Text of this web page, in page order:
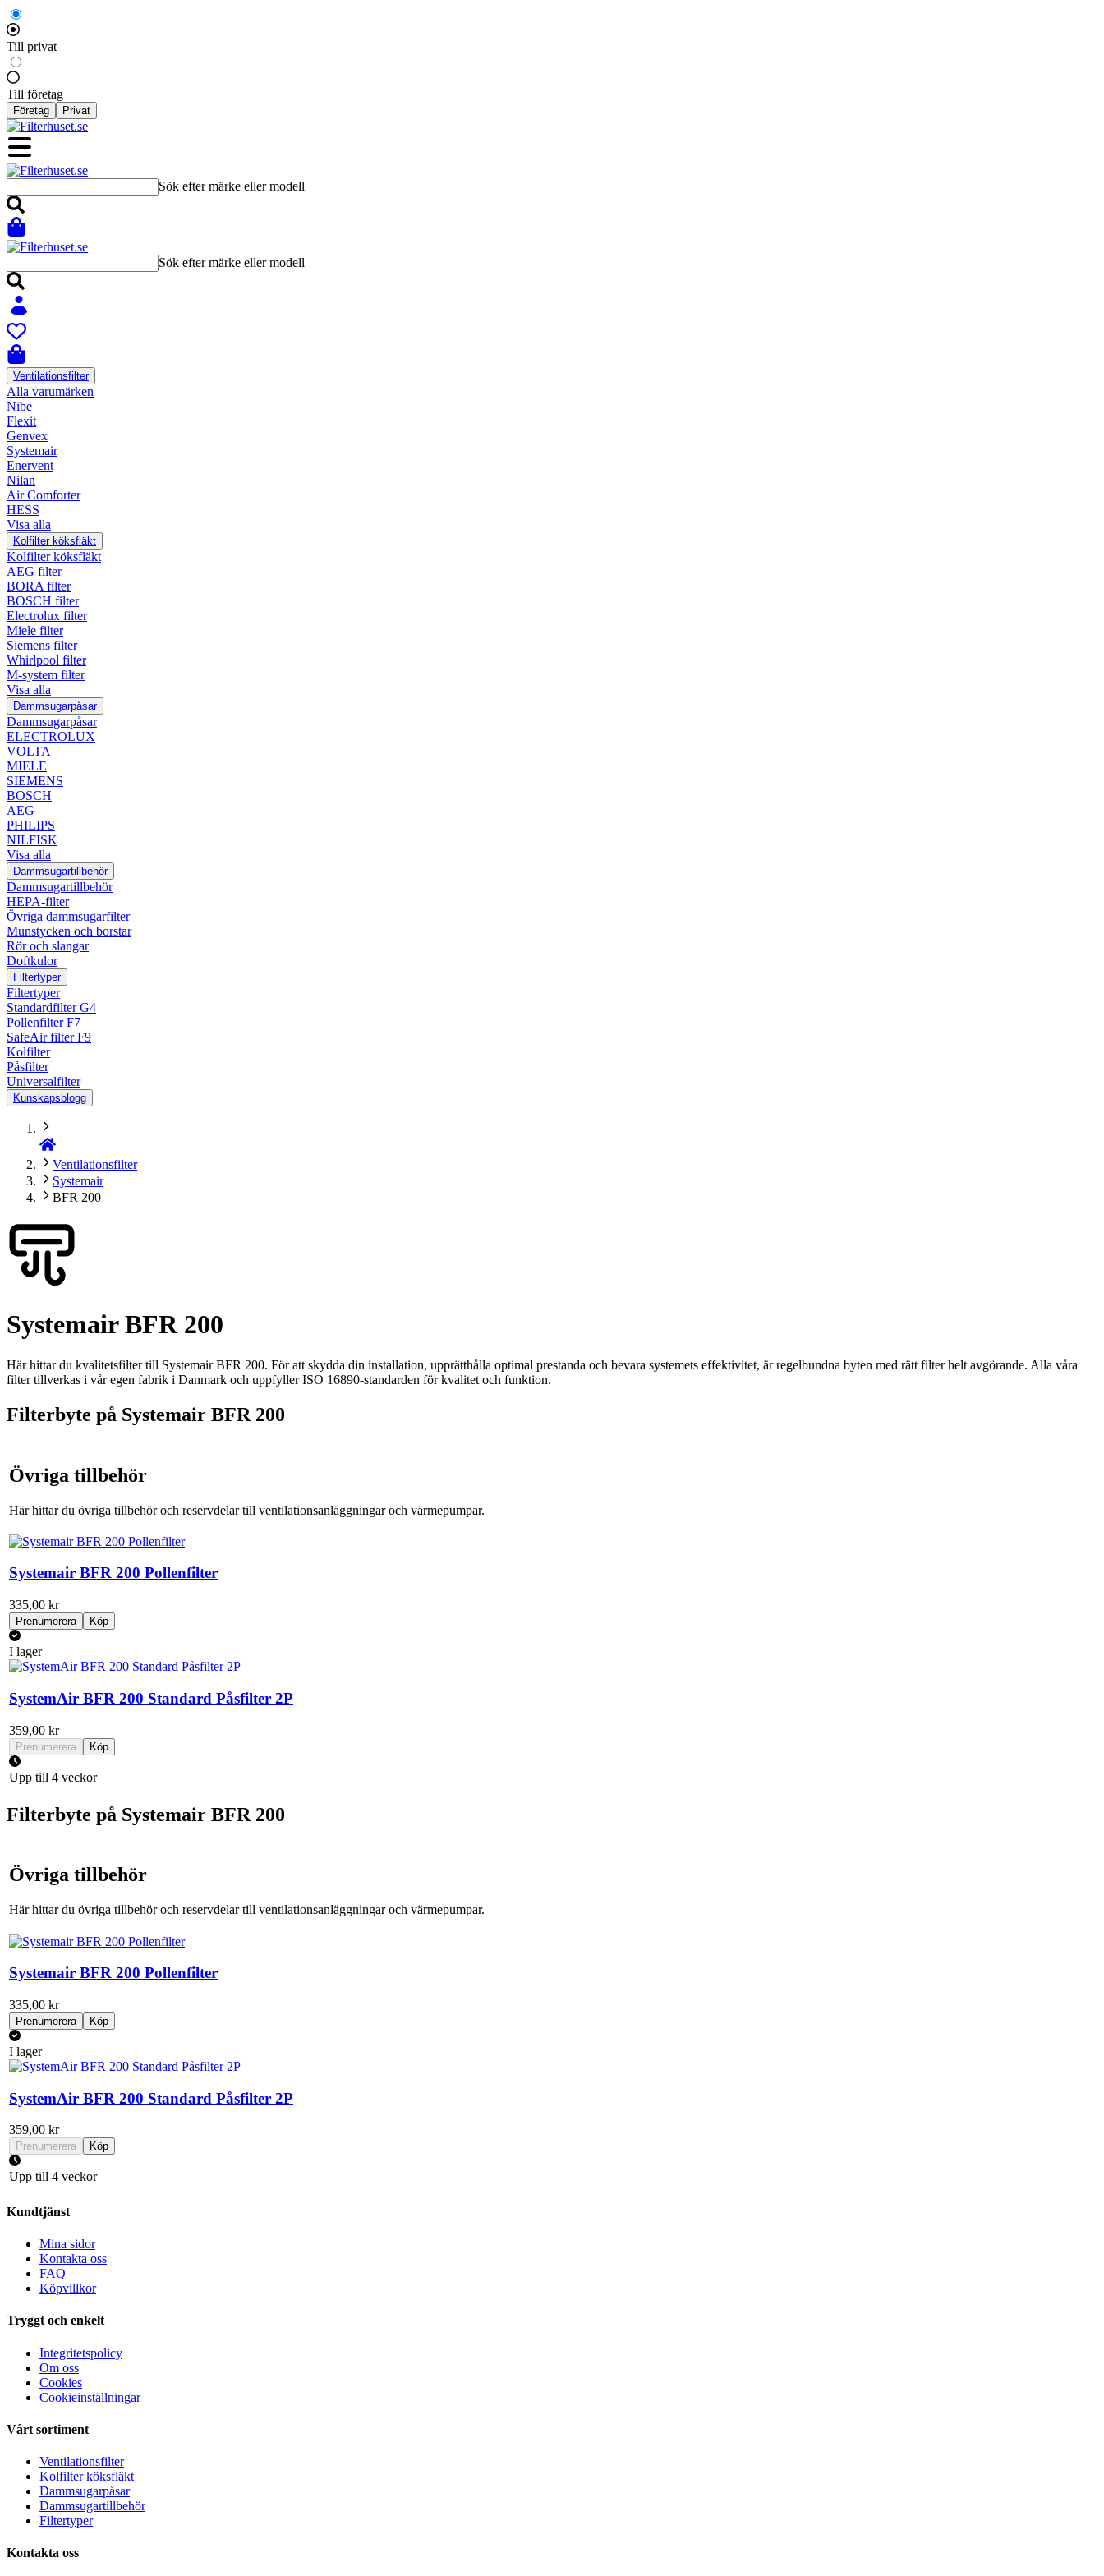
Till privat
Till företag
Företag Privat
Sök efter märke eller modell
Sök efter märke eller modell
Ventilationsfilter
Alla varumärken
Nibe
Flexit
Genvex
Systemair
Enervent
Nilan
Air Comforter
HESS
Visa alla
Kolfilter köksfläkt
Kolfilter köksfläkt
AEG filter
BORA filter
BOSCH filter
Electrolux filter
Miele filter
Siemens filter
Whirlpool filter
M-system filter
Visa alla
Dammsugarpåsar
Dammsugarpåsar
ELECTROLUX
VOLTA
MIELE
SIEMENS
BOSCH
AEG
PHILIPS
NILFISK
Visa alla
Dammsugartillbehör
Dammsugartillbehör
HEPA-filter
Övriga dammsugarfilter
Munstycken och borstar
Rör och slangar
Doftkulor
Filtertyper
Filtertyper
Standardfilter G4
Pollenfilter F7
SafeAir filter F9
Kolfilter
Påsfilter
Universalfilter
Kunskapsblogg
Ventilationsfilter
Systemair
BFR 200
Systemair BFR 200
Här hittar du kvalitetsfilter till Systemair BFR 200. För att skydda din installation, upprätthålla optimal prestanda och bevara systemets effektivitet, är regelbundna byten med rätt filter helt avgörande. Alla våra
filter tillverkas i vår egen fabrik i Danmark och uppfyller ISO 16890-standarden för kvalitet och funktion.
Filterbyte på Systemair BFR 200
Övriga tillbehör
Här hittar du övriga tillbehör och reservdelar till ventilationsanläggningar och värmepumpar.
Systemair BFR 200 Pollenfilter
335,00 kr
Prenumerera Köp
I lager
SystemAir BFR 200 Standard Påsfilter 2P
359,00 kr
Prenumerera Köp
Upp till 4 veckor
Filterbyte på Systemair BFR 200
Övriga tillbehör
Här hittar du övriga tillbehör och reservdelar till ventilationsanläggningar och värmepumpar.
Systemair BFR 200 Pollenfilter
335,00 kr
Prenumerera Köp
I lager
SystemAir BFR 200 Standard Påsfilter 2P
359,00 kr
Prenumerera Köp
Upp till 4 veckor
Kundtjänst
Mina sidor
Kontakta oss
FAQ
Köpvillkor
Tryggt och enkelt
Integritetspolicy
Om oss
Cookies
Cookieinställningar
Vårt sortiment
Ventilationsfilter
Kolfilter köksfläkt
Dammsugarpåsar
Dammsugartillbehör
Filtertyper
Kontakta oss